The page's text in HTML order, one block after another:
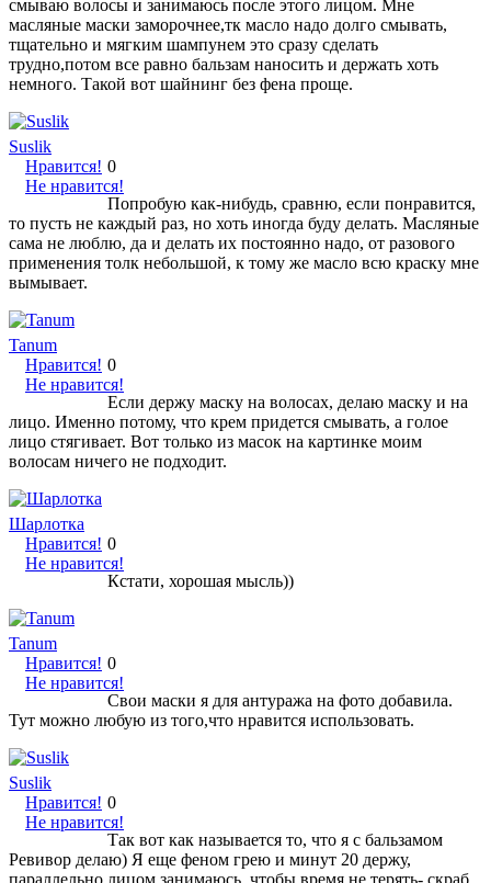
смываю волосы и занимаюсь после этого лицом. Мне
масляные маски заморочнее,тк масло надо долго смывать,
тщательно и мягким шампунем это сразу сделать
трудно,потом все равно бальзам наносить и держать хоть
немного. Такой вот шайнинг без фена проще.
Suslik
Нравится!
Не нравится!
0
Попробую как-нибудь, сравню, если понравится,
то пусть не каждый раз, но хоть иногда буду делать. Масляные
сама не люблю, да и делать их постоянно надо, от разового
применения толк небольшой, к тому же масло всю краску мне
вымывает.
Tanum
Нравится!
Не нравится!
0
Если держу маску на волосах, делаю маску и на
лицо. Именно потому, что крем придется смывать, а голое
лицо стягивает. Вот только из масок на картинке моим
волосам ничего не подходит.
Шарлотка
Нравится!
Не нравится!
0
Кстати, хорошая мысль))
Tanum
Нравится!
Не нравится!
0
Свои маски я для антуража на фото добавила.
Тут можно любую из того,что нравится использовать.
Suslik
Нравится!
Не нравится!
0
Так вот как называется то, что я с бальзамом
Ревивор делаю) Я еще феном грею и минут 20 держу,
параллельно лицом занимаюсь, чтобы время не терять- скраб,